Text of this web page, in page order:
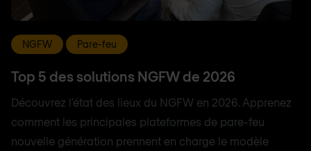
NGFW Pare-feu
Top 5 des solutions NGFW de 2026
Découvrez l'état des lieux du NGFW en 2026. Apprenez
comment les principales plateformes de pare-feu
nouvelle génération prennent en charge le modèle